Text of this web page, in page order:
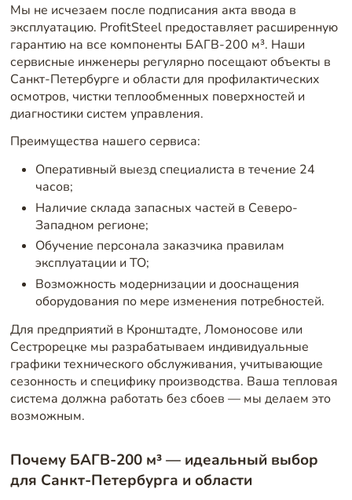
Мы не исчезаем после подписания акта ввода в
эксплуатацию. ProfitSteel предоставляет расширенную
гарантию на все компоненты БАГВ-200 м³. Наши
сервисные инженеры регулярно посещают объекты в
Санкт-Петербурге и области для профилактических
осмотров, чистки теплообменных поверхностей и
диагностики систем управления.
Преимущества нашего сервиса:
Оперативный выезд специалиста в течение 24
часов;
Наличие склада запасных частей в Северо-
Западном регионе;
Обучение персонала заказчика правилам
эксплуатации и ТО;
Возможность модернизации и дооснащения
оборудования по мере изменения потребностей.
Для предприятий в Кронштадте, Ломоносове или
Сестрорецке мы разрабатываем индивидуальные
графики технического обслуживания, учитывающие
сезонность и специфику производства. Ваша тепловая
система должна работать без сбоев — мы делаем это
возможным.
Почему БАГВ-200 м³ — идеальный выбор
для Санкт-Петербурга и области